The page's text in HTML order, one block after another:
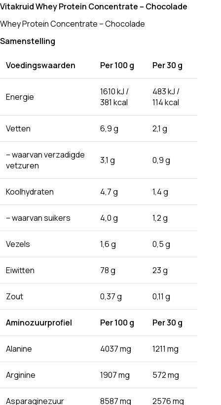
Vitakruid Whey Protein Concentrate – Chocolade
Whey Protein Concentrate – Chocolade
Samenstelling
Voedingswaarden Per 100 g Per 30 g
Energie
1610 kJ /
381 kcal
483 kJ /
114 kcal
Vetten 6,9 g 2,1 g
– waarvan verzadigde
vetzuren
3,1 g 0,9 g
Koolhydraten 4,7 g 1,4 g
– waarvan suikers 4,0 g 1,2 g
Vezels 1,6 g 0,5 g
Eiwitten 78 g 23 g
Zout 0,37 g 0,11 g
Aminozuurprofiel Per 100 g Per 30 g
Alanine 4037 mg 1211 mg
Arginine 1907 mg 572 mg
Asparaginezuur 8587 mg 2576 mg